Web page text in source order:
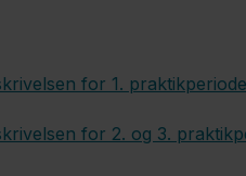
for 1.
for 2. og 3.